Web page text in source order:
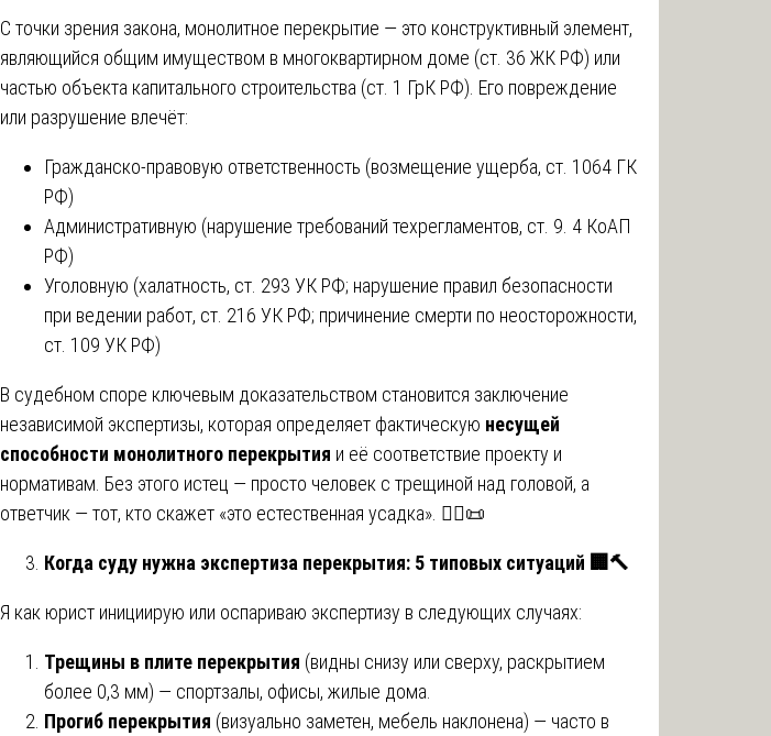
С точки зрения закона, монолитное перекрытие — это конструктивный элемент,
являющийся общим имуществом в многоквартирном доме (ст. 36 ЖК РФ) или
частью объекта капитального строительства (ст. 1 ГрК РФ). Его повреждение
или разрушение влечёт:
Гражданско-правовую ответственность (возмещение ущерба, ст. 1064 ГК
РФ)
Административную (нарушение требований техрегламентов, ст. 9. 4 КоАП
РФ)
Уголовную (халатность, ст. 293 УК РФ; нарушение правил безопасности
при ведении работ, ст. 216 УК РФ; причинение смерти по неосторожности,
ст. 109 УК РФ)
В судебном споре ключевым доказательством становится заключение
независимой экспертизы, которая определяет фактическую несущей
способности монолитного перекрытия и её соответствие проекту и
нормативам. Без этого истец — просто человек с трещиной над головой, а
ответчик — тот, кто скажет «это естественная усадка». 🧑‍⚖️📜
Когда суду нужна экспертиза перекрытия: 5 типовых ситуаций 🏢🔨
Я как юрист инициирую или оспариваю экспертизу в следующих случаях:
Трещины в плите перекрытия (видны снизу или сверху, раскрытием
более 0,3 мм) — спортзалы, офисы, жилые дома.
Прогиб перекрытия (визуально заметен, мебель наклонена) — часто в